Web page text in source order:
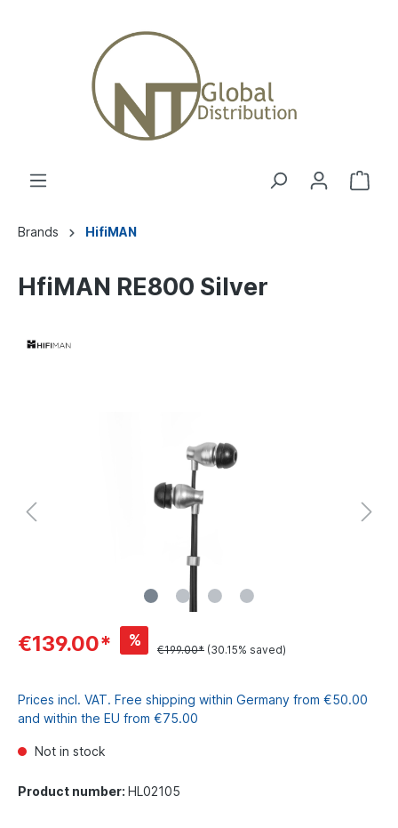
Brands HifiMAN
HfiMAN RE800 Silver
€139.00* %
€199.00* (30.15% saved)
Prices incl. VAT. Free shipping within Germany from €50.00
and within the EU from €75.00
Not in stock
Product number: HL02105